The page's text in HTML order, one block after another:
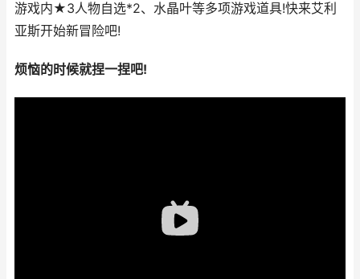
游戏内★3人物自选*2、水晶叶等多项游戏道具!快来艾利
亚斯开始新冒险吧!
烦恼的时候就捏一捏吧!